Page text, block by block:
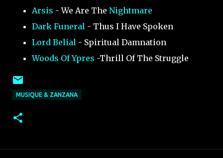
Arsis - We Are The Nightmare
Dark Funeral - Thus I Have Spoken
Lord Belial - Spiritual Damnation
Woods Of Ypres -Thrill Of The Struggle
MUSIQUE & ZANZANA